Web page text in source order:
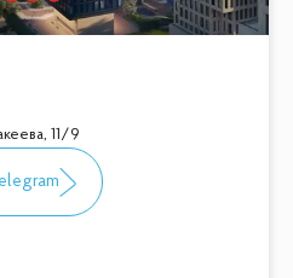
11/9